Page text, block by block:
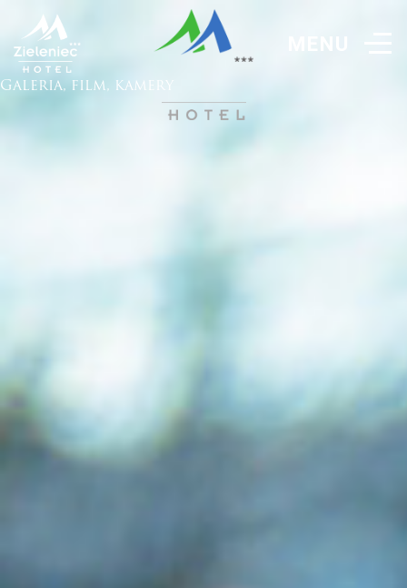
Galeria, film, kamery